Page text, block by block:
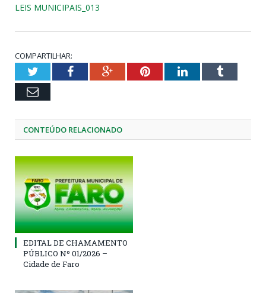
LEIS MUNICIPAIS_013
COMPARTILHAR:
TwitterFacebookGoogle+PinterestLinkedInTumblr
Email
CONTEÚDO RELACIONADO
EDITAL DE CHAMAMENTO
PÚBLICO Nº 01/2026 –
Cidade de Faro